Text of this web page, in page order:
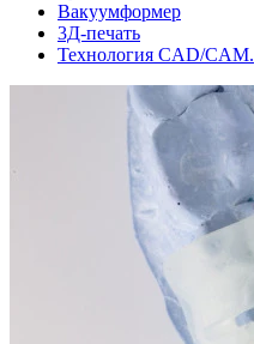
Вакуумформер
3Д-печать
Технология CAD/CAM.